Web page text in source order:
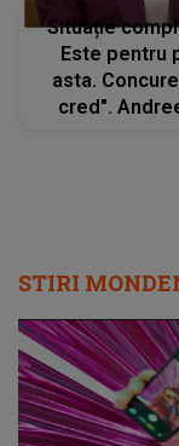
Situație
Este pentru
asta.
cred".
STIRI